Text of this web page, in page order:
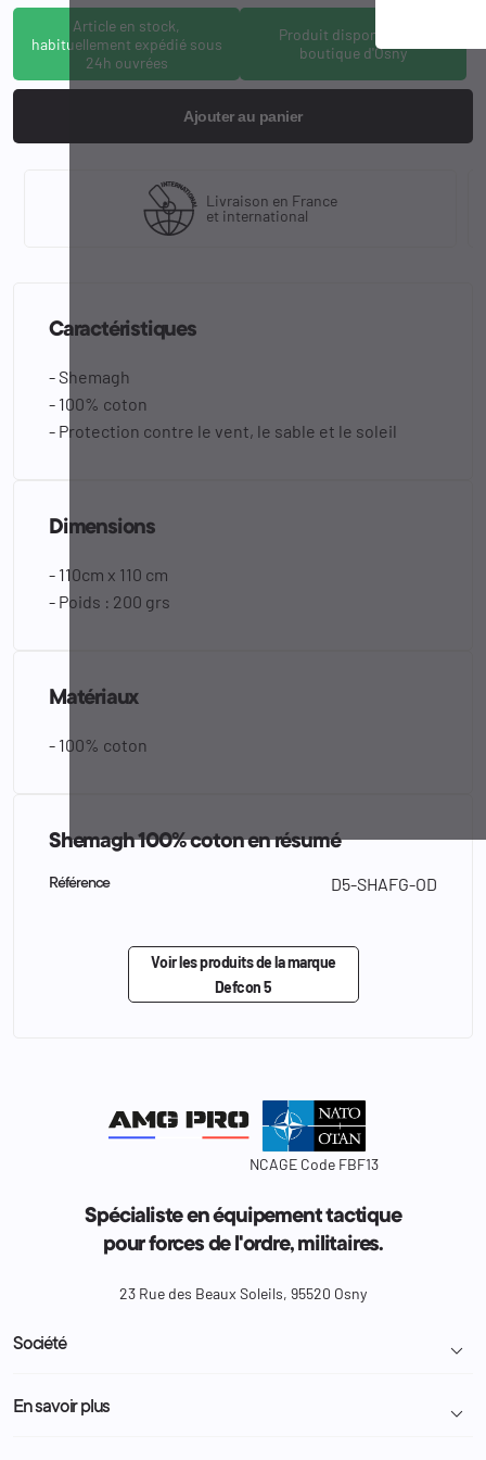
Article en stock,
habituellement expédié sous
24h ouvrées
Produit disponible à la
boutique d'Osny
Ajouter au panier
Livraison en France
et international
Caractéristiques
- Shemagh
- 100% coton
- Protection contre le vent, le sable et le soleil
Dimensions
- 110cm x 110 cm
- Poids : 200 grs
Matériaux
- 100% coton
Shemagh 100% coton en résumé
Référence D5-SHAFG-OD
Voir les produits de la marque
Defcon 5
NCAGE Code FBF13
Spécialiste en équipement tactique
pour forces de l'ordre, militaires.
23 Rue des Beaux Soleils, 95520 Osny
Société 
Livraison et retour colis
En savoir plus 